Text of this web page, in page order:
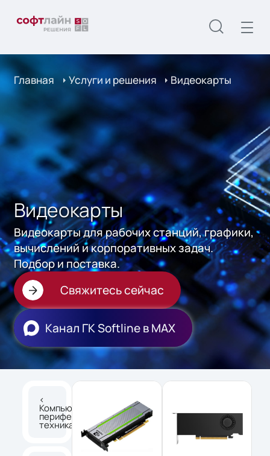
Главная Услуги и решения Видеокарты
Видеокарты
Видеокарты для рабочих станций, графики,
вычислений и корпоративных задач.
Подбор и поставка.
Свяжитесь сейчас
Канал ГК Softline в МАХ
<
Компьютерная
периферия и
техника